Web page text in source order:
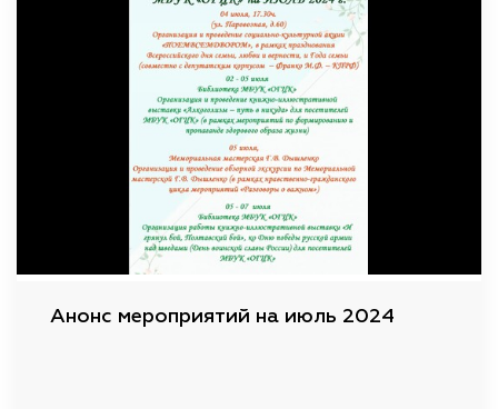
Анонс мероприятий на июль 2024